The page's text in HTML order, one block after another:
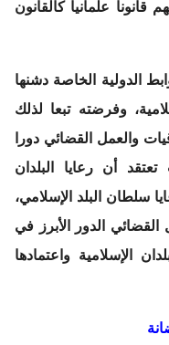
علمانيا كالقانون
الدولية الخاصة دشنها
وفرضته تبعا لذلك
والعمل القضائي دورا
أن رعايا البلدان
سلطان البلد الإسلامي،
القضائي الدور الأبرز في
الإسلامية واعتمادها